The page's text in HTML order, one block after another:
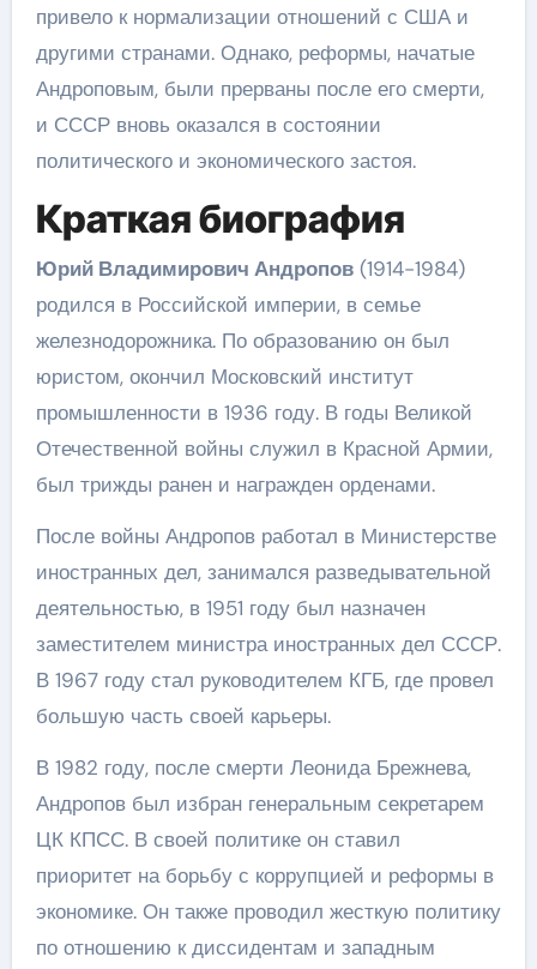
привело к нормализации отношений с США и
другими странами. Однако, реформы, начатые
Андроповым, были прерваны после его смерти,
и СССР вновь оказался в состоянии
политического и экономического застоя.
Краткая биография
Юрий Владимирович Андропов(1914-1984)
родился в Российской империи, в семье
железнодорожника. По образованию он был
юристом, окончил Московский институт
промышленности в 1936 году. В годы Великой
Отечественной войны служил в Красной Армии,
был трижды ранен и награжден орденами.
После войны Андропов работал в Министерстве
иностранных дел, занимался разведывательной
деятельностью, в 1951 году был назначен
заместителем министра иностранных дел СССР.
В 1967 году стал руководителем КГБ, где провел
большую часть своей карьеры.
В 1982 году, после смерти Леонида Брежнева,
Андропов был избран генеральным секретарем
ЦК КПСС. В своей политике он ставил
приоритет на борьбу с коррупцией и реформы в
экономике. Он также проводил жесткую политику
по отношению к диссидентам и западным